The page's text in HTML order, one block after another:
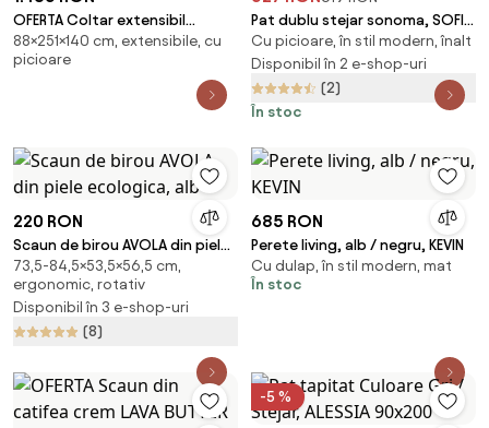
OFERTA Coltar extensibil
reversibil in forma de L TAVERO
251x140 cm, verde inchis
88×251×140 cm, extensibile, cu
picioare
Pat dublu stejar sonoma, SOFIA
160 x 200 cm Saltele: Fara
saltea, Somiera pat: Fara
somiera
Cu picioare, în stil modern, înalt
Disponibil în 2 e-shop-uri
(2)
În stoc
220 RON
Scaun de birou AVOLA din piele
ecologica, alb
73,5-84,5×53,5×56,5 cm,
ergonomic, rotativ
Disponibil în 3 e-shop-uri
(8)
685 RON
Perete living, alb / negru, KEVIN
Cu dulap, în stil modern, mat
În stoc
-5 %